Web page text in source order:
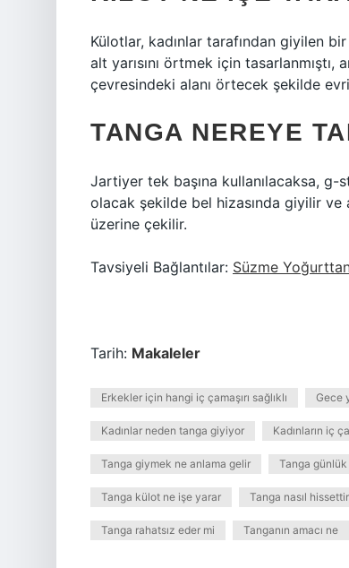
Külotlar, kadınlar tarafından giyilen
alt yarısını örtmek için
çevresindeki alanı örtecek şekilde
TANGA NEREYE
Jartiyer tek başına kullanılacaksa,
olacak şekilde bel hizasında giyilir
üzerine çekilir.
Tavsiyeli Bağlantılar: Süzme
Tarih: Makaleler
Erkekler için hangi iç çamaşırı sağlıklı Gece
Kadınlar neden tanga giyiyor Kadınların iç
Tanga giymek ne anlama gelir Tanga
Tanga külot ne işe yarar Tanga nasıl
Tanga rahatsız eder mi Tanganın amacı ne